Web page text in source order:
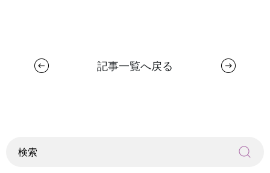
記事一覧へ戻る